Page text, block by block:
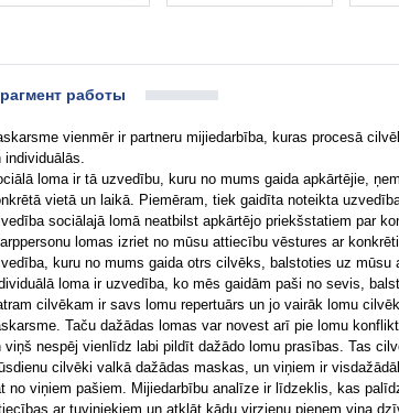
работы
vienmēr ir partneru mijiedarbība, kuras procesā
individuālās.
loma ir tā uzvedību, kuru no mums gaida apkārtējie,
vietā un laikā. Piemēram, tiek gaidīta noteikta
sociālajā lomā neatbilst apkārtējo priekšstatiem par
lomas izriet no mūsu attiecību vēstures ar
kuru no mums gaida otrs cilvēks, balstoties uz mūsu
loma ir uzvedība, ko mēs gaidām paši no sevis,
cilvēkam ir savs lomu repertuārs un jo vairāk lomu
Taču dažādas lomas var novest arī pie lomu
viņš nespēj vienlīdz labi pildīt dažādo lomu prasības. Tas
cilvēki valkā dažādas maskas, un viņiem ir
no viņiem pašiem. Mijiedarbību analīze ir līdzeklis, kas
ar tuviniekiem un atklāt kādu virzienu pieņem viņa